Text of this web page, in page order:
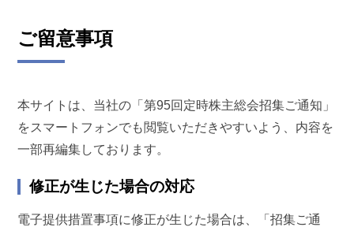
ご留意事項
本サイトは、当社の「第95回定時株主総会招集ご通知」
をスマートフォンでも閲覧いただきやすいよう、内容を
一部再編集しております。
修正が生じた場合の対応
電子提供措置事項に修正が生じた場合は、「招集ご通